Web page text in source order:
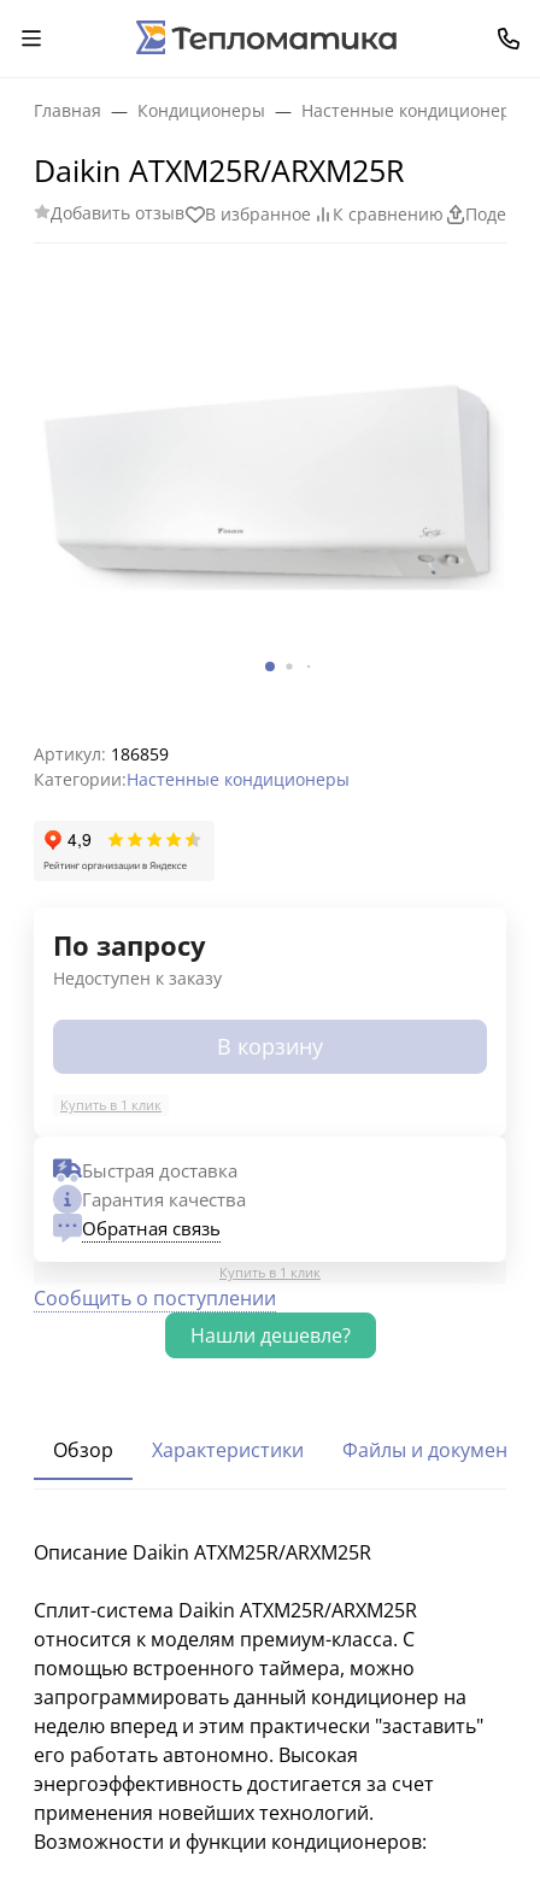
Главная Кондиционеры Настенные кондиционеры
Daikin ATXM25R/ARXM25R
Добавить отзыв В избранное К сравнению
Артикул: 186859
Категории:Настенные кондиционеры
По запросу
Недоступен к заказу
В корзину
Купить в 1 клик
Быстрая доставка
Гарантия качества
Обратная связь
Купить в 1 клик
Сообщить о поступлении
Обзор Характеристики Файлы и документы
Описание Daikin ATXM25R/ARXM25R
Сплит-система Daikin ATXM25R/ARXM25R
относится к моделям премиум-класса. С
помощью встроенного таймера, можно
запрограммировать данный кондиционер на
неделю вперед и этим практически "заставить"
его работать автономно. Высокая
энергоэффективность достигается за счет
применения новейших технологий.
Возможности и функции кондиционеров: